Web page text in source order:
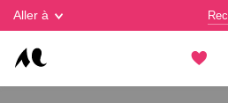
Aller à
Gestion des cookies